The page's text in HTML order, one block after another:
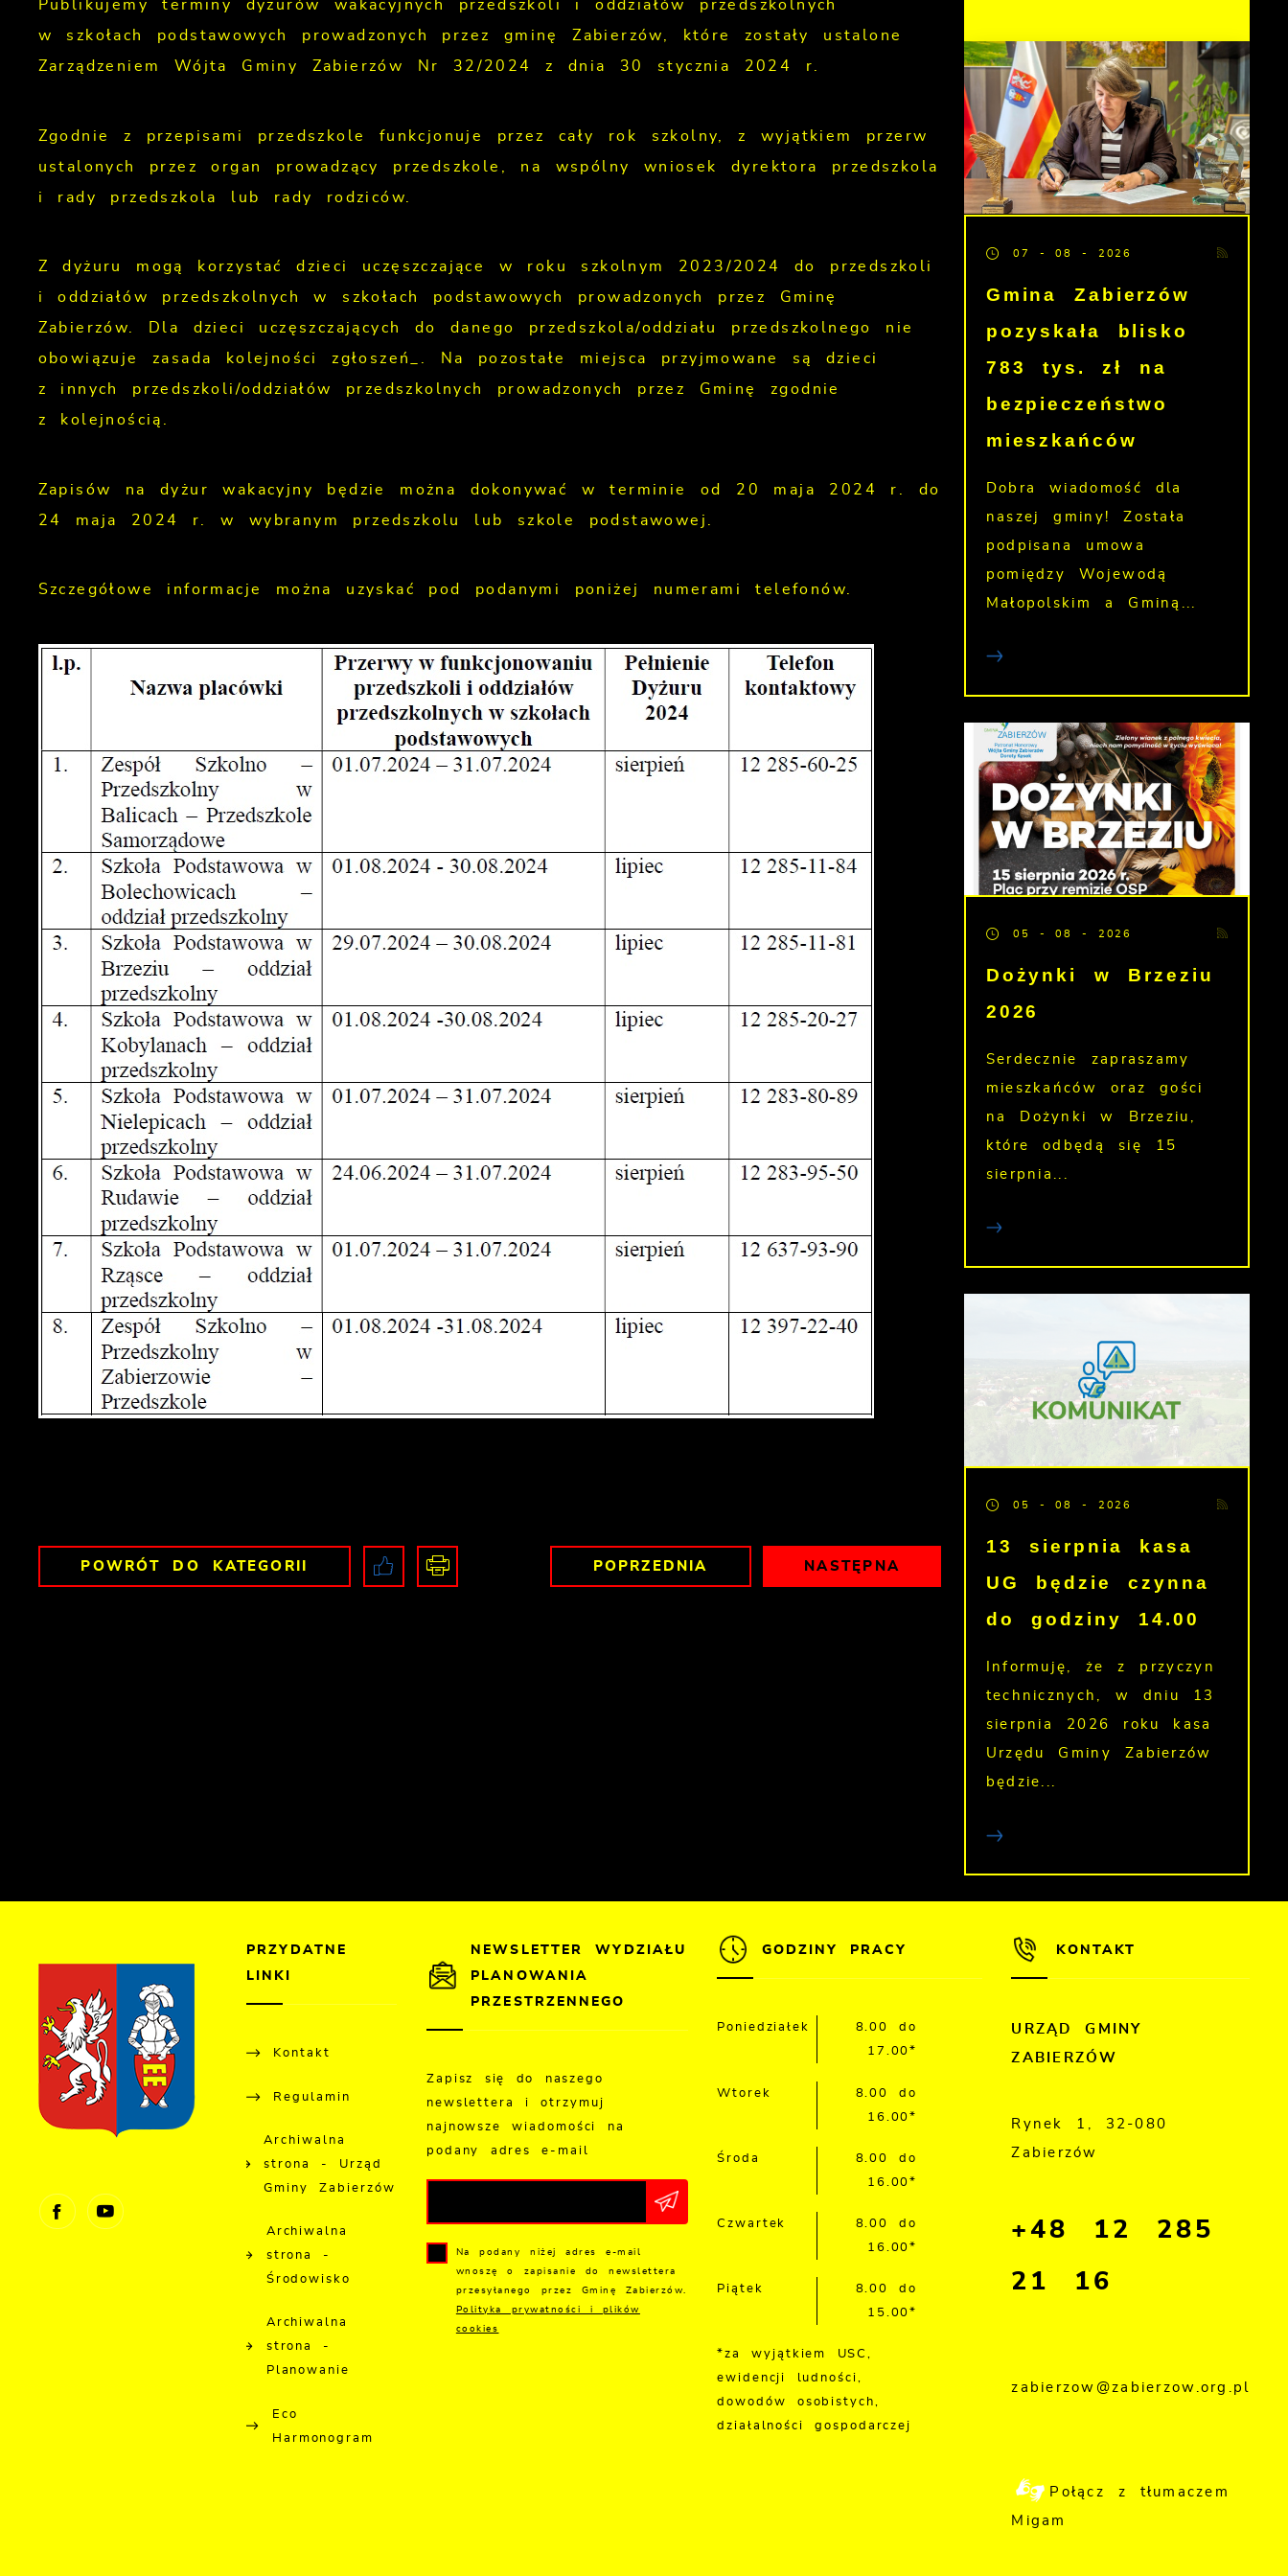
Publikujemy terminy dyżurów wakacyjnych przedszkoli i oddziałów przedszkolnych
w szkołach podstawowych prowadzonych przez gminę Zabierzów, które zostały ustalone
Zarządzeniem Wójta Gminy Zabierzów Nr 32/2024 z dnia 30 stycznia 2024 r.
Zgodnie z przepisami przedszkole funkcjonuje przez cały rok szkolny, z wyjątkiem przerw
ustalonych przez organ prowadzący przedszkole, na wspólny wniosek dyrektora przedszkola
i rady przedszkola lub rady rodziców.
Z dyżuru mogą korzystać dzieci uczęszczające w roku szkolnym 2023/2024 do przedszkoli
i oddziałów przedszkolnych w szkołach podstawowych prowadzonych przez Gminę
Zabierzów. Dla dzieci uczęszczających do danego przedszkola/oddziału przedszkolnego nie
obowiązuje zasada kolejności zgłoszeń_. Na pozostałe miejsca przyjmowane są dzieci
z innych przedszkoli/oddziałów przedszkolnych prowadzonych przez Gminę zgodnie
z kolejnością.
Zapisów na dyżur wakacyjny będzie można dokonywać w terminie od 20 maja 2024 r. do
24 maja 2024 r. w wybranym przedszkolu lub szkole podstawowej.
Szczegółowe informacje można uzyskać pod podanymi poniżej numerami telefonów.
POWRÓT DO KATEGORII POPRZEDNIA NASTĘPNA
07 - 08 - 2026
Gmina Zabierzów
pozyskała blisko
783 tys. zł na
bezpieczeństwo
mieszkańców
Dobra wiadomość dla
naszej gminy! Została
podpisana umowa
pomiędzy Wojewodą
Małopolskim a Gminą...
05 - 08 - 2026
Dożynki w Brzeziu
2026
Serdecznie zapraszamy
mieszkańców oraz gości
na Dożynki w Brzeziu,
które odbędą się 15
sierpnia...
05 - 08 - 2026
13 sierpnia kasa
UG będzie czynna
do godziny 14.00
Informuję, że z przyczyn
technicznych, w dniu 13
sierpnia 2026 roku kasa
Urzędu Gminy Zabierzów
będzie...
PRZYDATNE
LINKI
Kontakt
Regulamin
Archiwalna
strona - Urząd
Gminy Zabierzów
Archiwalna
strona -
Środowisko
Archiwalna
strona -
Planowanie
Eco
Harmonogram
NEWSLETTER WYDZIAŁU
PLANOWANIA
PRZESTRZENNEGO
Zapisz się do naszego
newslettera i otrzymuj
najnowsze wiadomości na
podany adres e-mail
Na podany niżej adres e-mail
wnoszę o zapisanie do newslettera
przesyłanego przez Gminę Zabierzów.
Polityka prywatności i plików
cookies
GODZINY PRACY
Poniedziałek
8.00 do
17.00*
Wtorek
8.00 do
16.00*
Środa
8.00 do
16.00*
Czwartek
8.00 do
16.00*
Piątek
8.00 do
15.00*
*za wyjątkiem USC,
ewidencji ludności,
dowodów osobistych,
działalności gospodarczej
KONTAKT
URZĄD GMINY
ZABIERZÓW
Rynek 1, 32-080
Zabierzów
+48 12 285
21 16
zabierzow@zabierzow.org.pl
Połącz z tłumaczem
Migam